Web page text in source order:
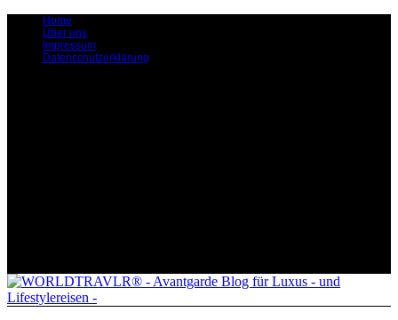
Home
Über uns
Impressum
Datenschutzerklärung